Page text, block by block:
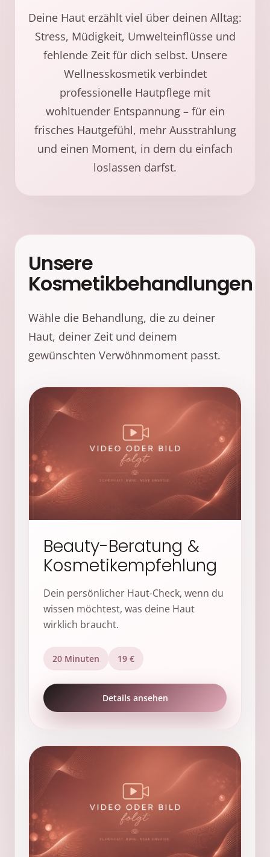
Deine Haut erzählt viel über deinen Alltag:
Stress, Müdigkeit, Umwelteinflüsse und
fehlende Zeit für dich selbst. Unsere
Wellnesskosmetik verbindet
professionelle Hautpflege mit
wohltuender Entspannung – für ein
frisches Hautgefühl, mehr Ausstrahlung
und einen Moment, in dem du einfach
loslassen darfst.
Unsere
Kosmetikbehandlungen
Wähle die Behandlung, die zu deiner
Haut, deiner Zeit und deinem
gewünschten Verwöhnmoment passt.
Beauty-Beratung &
Kosmetikempfehlung
Dein persönlicher Haut-Check, wenn du
wissen möchtest, was deine Haut
wirklich braucht.
20 Minuten 19 €
Details ansehen